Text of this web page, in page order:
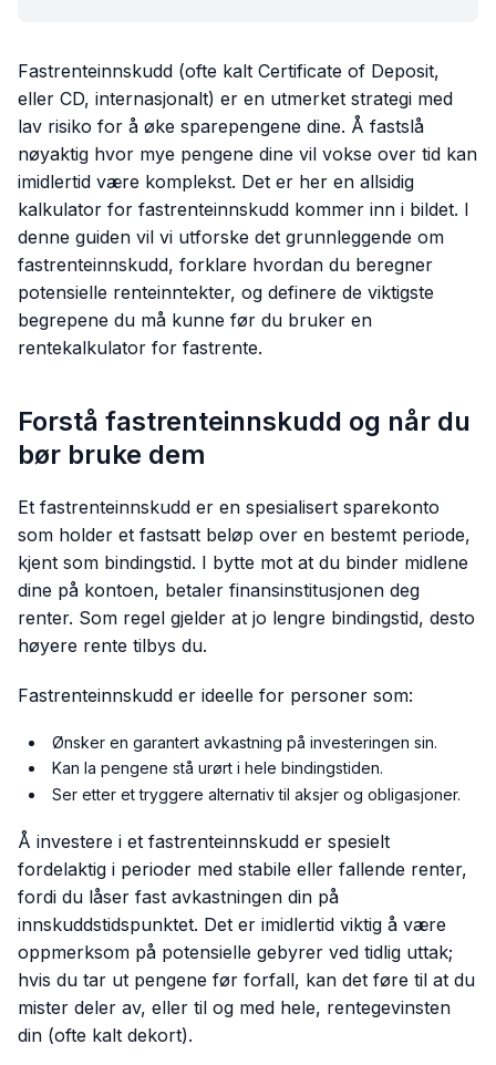
Fastrenteinnskudd (ofte kalt Certificate of Deposit,
eller CD, internasjonalt) er en utmerket strategi med
lav risiko for å øke sparepengene dine. Å fastslå
nøyaktig hvor mye pengene dine vil vokse over tid kan
imidlertid være komplekst. Det er her en allsidig
kalkulator for fastrenteinnskudd kommer inn i bildet. I
denne guiden vil vi utforske det grunnleggende om
fastrenteinnskudd, forklare hvordan du beregner
potensielle renteinntekter, og definere de viktigste
begrepene du må kunne før du bruker en
rentekalkulator for fastrente.
Forstå fastrenteinnskudd og når du
bør bruke dem
Et fastrenteinnskudd er en spesialisert sparekonto
som holder et fastsatt beløp over en bestemt periode,
kjent som bindingstid. I bytte mot at du binder midlene
dine på kontoen, betaler finansinstitusjonen deg
renter. Som regel gjelder at jo lengre bindingstid, desto
høyere rente tilbys du.
Fastrenteinnskudd er ideelle for personer som:
Ønsker en garantert avkastning på investeringen sin.
Kan la pengene stå urørt i hele bindingstiden.
Ser etter et tryggere alternativ til aksjer og obligasjoner.
Å investere i et fastrenteinnskudd er spesielt
fordelaktig i perioder med stabile eller fallende renter,
fordi du låser fast avkastningen din på
innskuddstidspunktet. Det er imidlertid viktig å være
oppmerksom på potensielle gebyrer ved tidlig uttak;
hvis du tar ut pengene før forfall, kan det føre til at du
mister deler av, eller til og med hele, rentegevinsten
din (ofte kalt dekort).